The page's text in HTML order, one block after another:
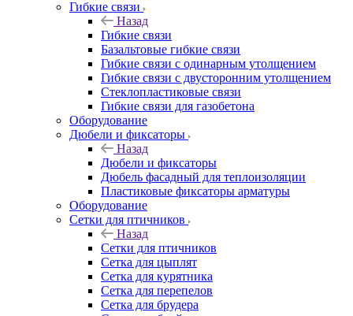
Гибкие связи
Назад
Гибкие связи
Базальтовые гибкие связи
Гибкие связи с одинарным утолщением
Гибкие связи с двусторонним утолщением
Стеклопластиковые связи
Гибкие связи для газобетона
Оборудование
Дюбели и фиксаторы
Назад
Дюбели и фиксаторы
Дюбель фасадный для теплоизоляции
Пластиковые фиксаторы арматуры
Оборудование
Сетки для птичников
Назад
Сетки для птичников
Сетка для цыплят
Сетка для курятника
Сетка для перепелов
Сетка для брудера